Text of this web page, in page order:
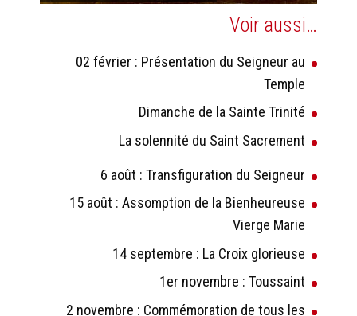
Voir aussi…
02 février : Présentation du Seigneur au
Temple
Dimanche de la Sainte Trinité
La solennité du Saint Sacrement
6 août : Transfiguration du Seigneur
15 août : Assomption de la Bienheureuse
Vierge Marie
14 septembre : La Croix glorieuse
1er novembre : Toussaint
2 novembre : Commémoration de tous les